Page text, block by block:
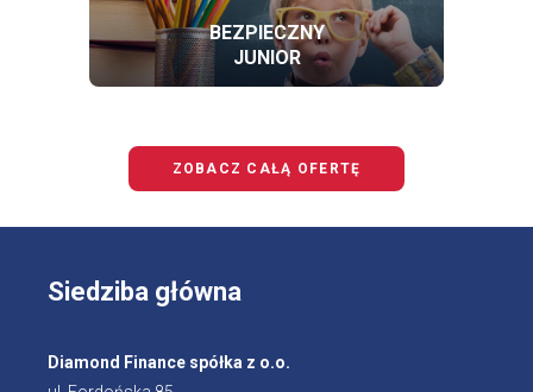
BEZPIECZNY
JUNIOR
ZOBACZ CAŁĄ OFERTĘ
Siedziba główna
Diamond Finance spółka z o.o.